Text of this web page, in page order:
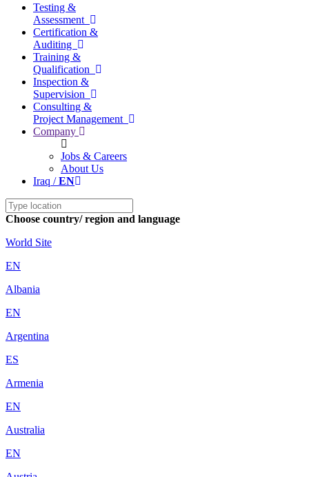
Testing &
Assessment
Certification &
Auditing
Training &
Qualification
Inspection &
Supervision
Consulting &
Project Management
Company
Jobs & Careers
About Us
Iraq /EN
Choose country/ region and language
World Site
EN
Albania
EN
Argentina
ES
Armenia
EN
Australia
EN